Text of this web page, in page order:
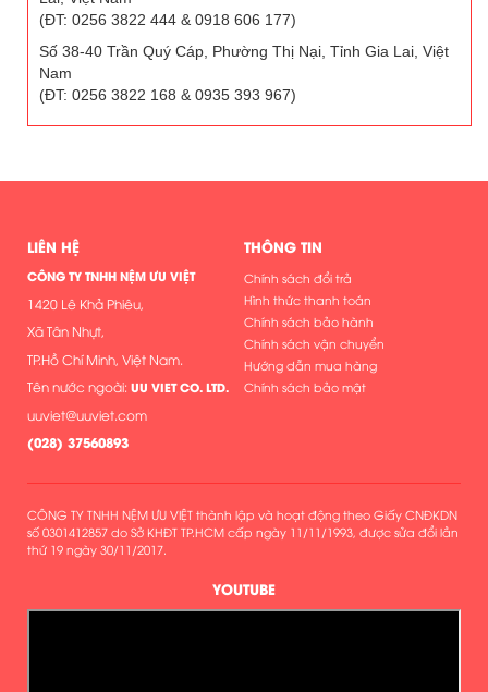
(ĐT: 0256 3822 444 & 0918 606 177)
Số 38-40 Trần Quý Cáp, Phường Thị Nại, Tỉnh Gia Lai, Việt
Nam
(ĐT: 0256 3822 168 & 0935 393 967)
LIÊN HỆ
CÔNG TY TNHH NỆM ƯU VIỆT
1420 Lê Khả Phiêu,
Xã Tân Nhựt,
TP.Hồ Chí Minh, Việt Nam.
Tên nước ngoài: UU VIET CO. LTD.
uuviet@uuviet.com
(028) 37560893
THÔNG TIN
Chính sách đổi trả
Hình thức thanh toán
Chính sách bảo hành
Chính sách vận chuyển
Hướng dẫn mua hàng
Chính sách bảo mật
CÔNG TY TNHH NỆM ƯU VIỆT thành lập và hoạt động theo Giấy CNĐKDN
số 0301412857 do Sở KHĐT TP.HCM cấp ngày 11/11/1993, được sửa đổi lần
thứ 19 ngày 30/11/2017.
YOUTUBE